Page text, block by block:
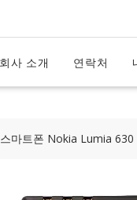
회사 소개 연락처
마트폰 Nokia Lumia